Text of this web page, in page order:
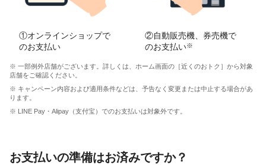
①オンラインショップで
のお支払い
②自動販売機、券売機で
のお支払い※
※ 一部例外店舗がございます。詳しくは、ホーム画面の［近くのおトク］から対象
店舗をご確認ください。
※ キャンペーン内容および適用条件などは、予告なく変更または中止する場合があ
ります。
※ LINE Pay・Alipay（支付宝）でのお支払いは対象外です。
お支払いの準備はお済みですか？